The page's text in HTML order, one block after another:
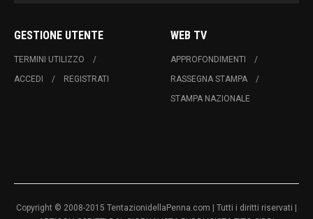
GESTIONE UTENTE
TERMINI UTILIZZO
ACCEDI
REGISTRATI
WEB TV
APPROFONDIMENTI
RASSEGNA STAMPA
STAMPA NAZIONALE
Copyright © 2008-2015 TentazionidellaPenna.com | Tutti i diritti riservati |